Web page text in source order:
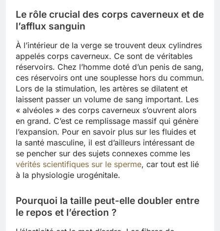
Le rôle crucial des corps caverneux et de
l’afflux sanguin
À l’intérieur de la verge se trouvent deux cylindres
appelés corps caverneux. Ce sont de véritables
réservoirs. Chez l’homme doté d’un penis de sang,
ces réservoirs ont une souplesse hors du commun.
Lors de la stimulation, les artères se dilatent et
laissent passer un volume de sang important. Les
« alvéoles » des corps caverneux s’ouvrent alors
en grand. C’est ce remplissage massif qui génère
l’expansion. Pour en savoir plus sur les fluides et
la santé masculine, il est d’ailleurs intéressant de
se pencher sur des sujets connexes comme les
vérités scientifiques sur le sperme, car tout est lié
à la physiologie urogénitale.
Pourquoi la taille peut-elle doubler entre
le repos et l’érection ?